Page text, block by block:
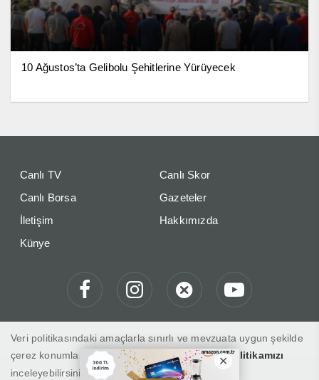
10 Ağustos’ta Gelibolu Şehitlerine Yürüyecek
Canlı TV
Canlı Skor
Canlı Borsa
Gazeteler
İletişim
Hakkımızda
Künye
Gelibolu Gaste "Haberin Doğru Adresi"
Veri politikasındaki amaçlarla sınırlı ve mevzuata uygun şekilde
çerez konumlandırmaktayız. Detaylar içinveri politikamızı
inceleyebilirsiniz.